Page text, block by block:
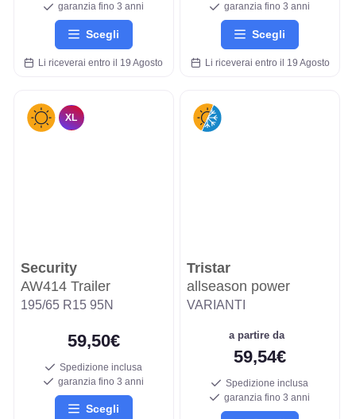
garanzia fino 3 anni
Scegli
Li riceverai entro il 19 Agosto
garanzia fino 3 anni
Scegli
Li riceverai entro il 19 Agosto
XL
Security
AW414 Trailer
195/65 R15 95N
59,50€
Spedizione inclusa
garanzia fino 3 anni
Scegli
Tristar
allseason power
VARIANTI
a partire da
59,54€
Spedizione inclusa
garanzia fino 3 anni